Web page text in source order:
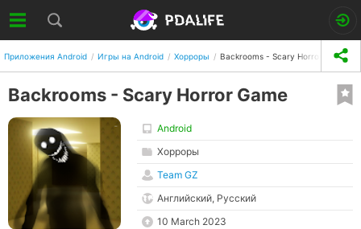
Приложения Android Игры на Android Хорроры Backrooms - Scary Horror Game
Backrooms - Scary Horror Game
Android
Хорроры
Team GZ
Английский, Русский
10 March 2023